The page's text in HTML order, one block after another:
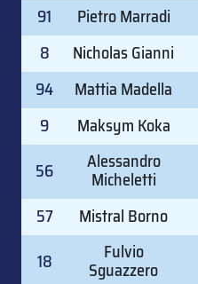
91
Pietro Marradi
8
Nicholas Gianni
94
Mattia Madella
9
Maksym Koka
56
Alessandro
Micheletti
57
Mistral Borno
18
Fulvio
Sguazzero